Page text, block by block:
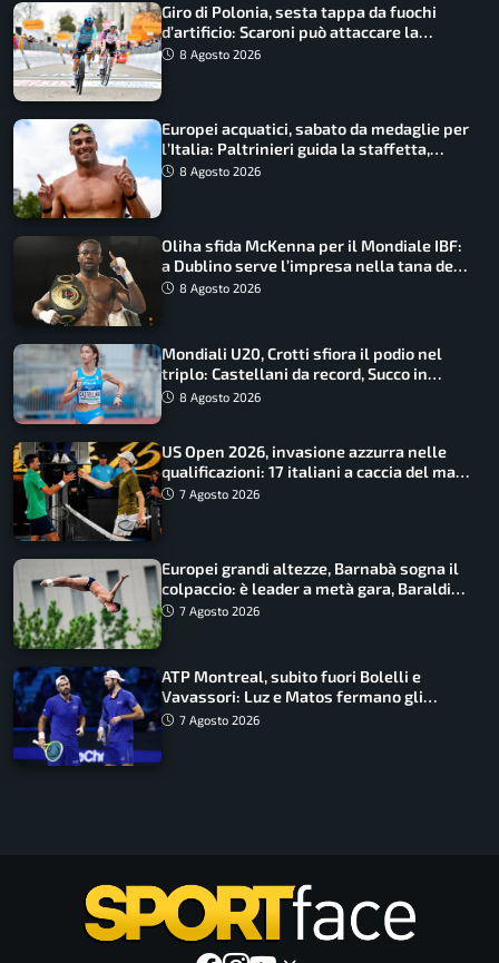
Giro di Polonia, sesta tappa da fuochi
d’artificio: Scaroni può attaccare la
maglia di Lemmen
8 Agosto 2026
Europei acquatici, sabato da medaglie per
l’Italia: Paltrinieri guida la staffetta,
Barnabà sogna l’oro dalle grandi altezze
8 Agosto 2026
Oliha sfida McKenna per il Mondiale IBF:
a Dublino serve l’impresa nella tana del
lupo8 Agosto 2026
Mondiali U20, Crotti sfiora il podio nel
triplo: Castellani da record, Succo in
finale
8 Agosto 2026
US Open 2026, invasione azzurra nelle
qualificazioni: 17 italiani a caccia del main
draw7 Agosto 2026
Europei grandi altezze, Barnabà sogna il
colpaccio: è leader a metà gara, Baraldi
ancora in corsa
7 Agosto 2026
ATP Montreal, subito fuori Bolelli e
Vavassori: Luz e Matos fermano gli
azzurri
7 Agosto 2026